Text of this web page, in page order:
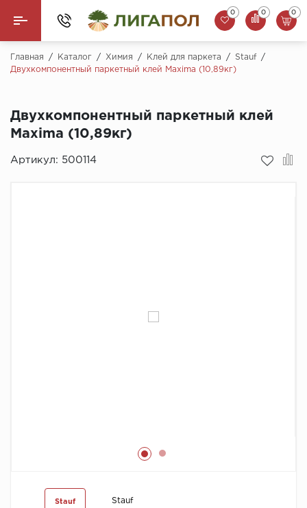
Назад
Кварцвинил (LVT)
0 0 0
Главная / Каталог / Химия / Клей для паркета / Stauf
/
Двухкомпонентный паркетный клей Maxima (10,89кг)
Двухкомпонентный паркетный клей
Maxima (10,89кг)
Артикул: 500114
Stauf Stauf